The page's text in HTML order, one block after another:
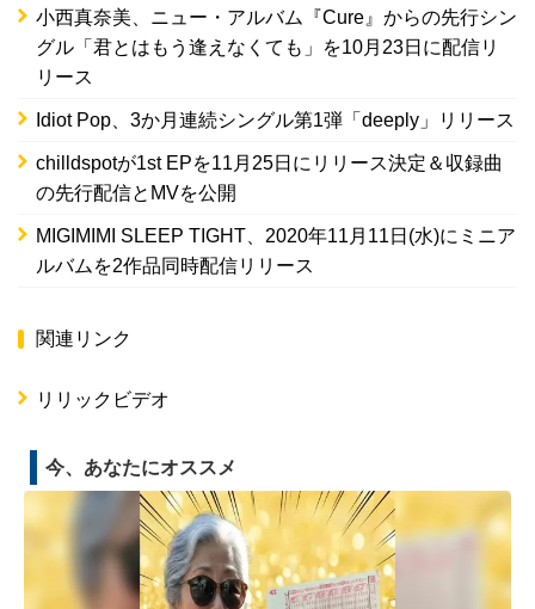
小西真奈美、ニュー・アルバム『Cure』からの先行シン
グル「君とはもう逢えなくても」を10月23日に配信リ
リース
Idiot Pop、3か月連続シングル第1弾「deeply」リリース
chilldspotが1st EPを11月25日にリリース決定＆収録曲
の先行配信とMVを公開
MIGIMIMI SLEEP TIGHT、2020年11月11日(水)にミニア
ルバムを2作品同時配信リリース
関連リンク
リリックビデオ
今、あなたにオススメ